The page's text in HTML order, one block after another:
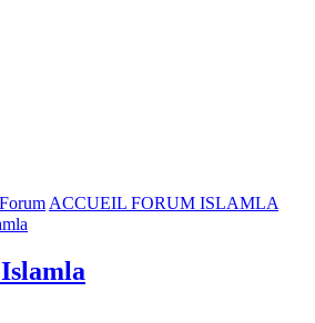
ACCUEIL FORUM ISLAMLA